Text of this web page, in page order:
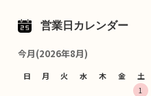
営業日カレンダー
今月(2026年8月)
日 月 火 水 木 金 土
1